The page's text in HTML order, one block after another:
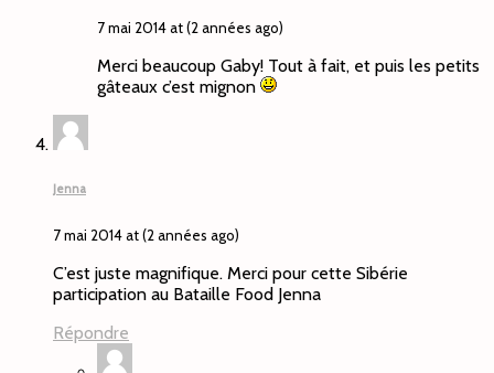
7 mai 2014 at (2 années ago)
Merci beaucoup Gaby! Tout à fait, et puis les petits
gâteaux c’est mignon
Jenna
7 mai 2014 at (2 années ago)
C’est juste magnifique. Merci pour cette Sibérie
participation au Bataille Food Jenna
Répondre